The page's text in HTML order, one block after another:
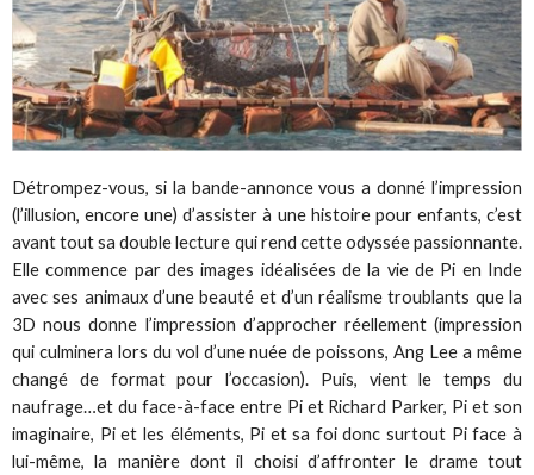
Détrompez-vous, si la bande-annonce vous a donné l’impression
(l’illusion, encore une) d’assister à une histoire pour enfants, c’est
avant tout sa double lecture qui rend cette odyssée passionnante.
Elle commence par des images idéalisées de la vie de Pi en Inde
avec ses animaux d’une beauté et d’un réalisme troublants que la
3D nous donne l’impression d’approcher réellement (impression
qui culminera lors du vol d’une nuée de poissons, Ang Lee a même
changé de format pour l’occasion). Puis, vient le temps du
naufrage…et du face-à-face entre Pi et Richard Parker, Pi et son
imaginaire, Pi et les éléments, Pi et sa foi donc surtout Pi face à
lui-même, la manière dont il choisi d’affronter le drame tout